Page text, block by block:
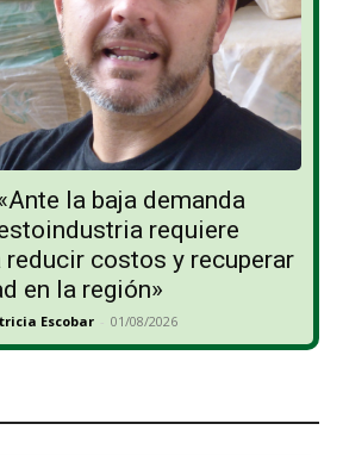
la baja demanda
requiere
reducir costos y recuperar
en la región»
Escobar - 01/08/2026